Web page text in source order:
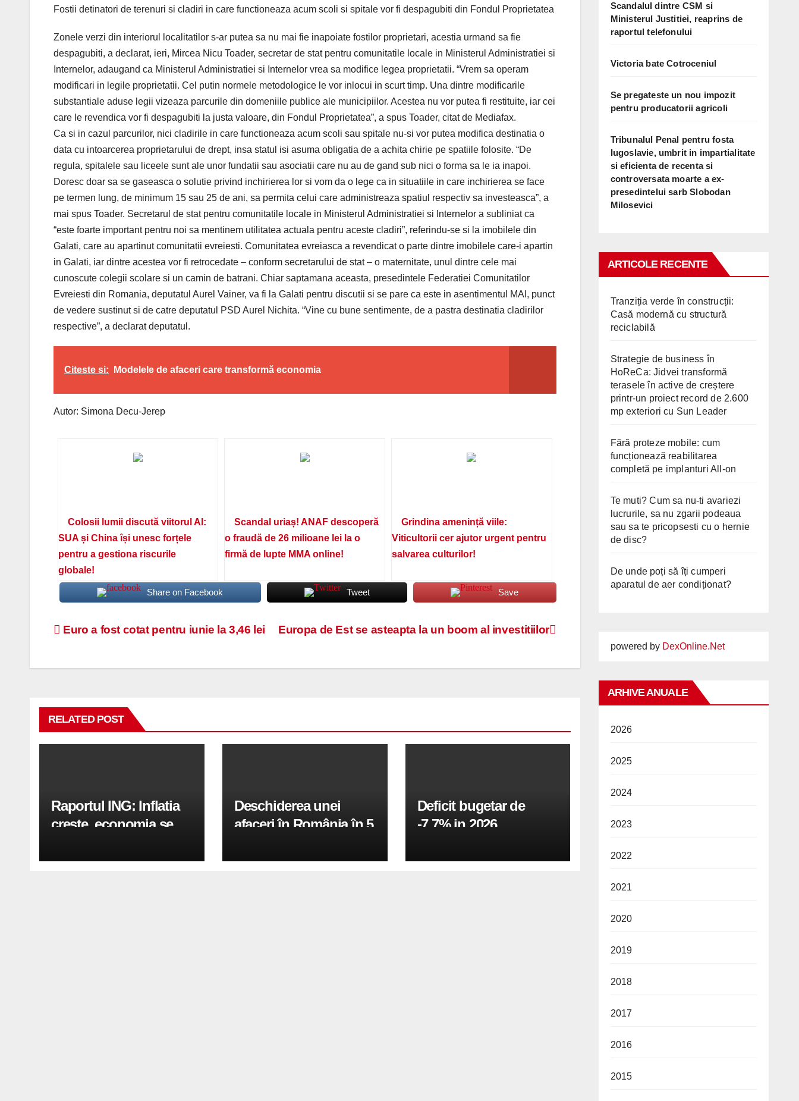
Fostii detinatori de terenuri si cladiri in care functioneaza acum scoli si spitale vor fi despagubiti din Fondul Proprietatea
Zonele verzi din interiorul localitatilor s-ar putea sa nu mai fie inapoiate fostilor proprietari, acestia urmand sa fie
despagubiti, a declarat, ieri, Mircea Nicu Toader, secretar de stat pentru comunitatile locale in Ministerul Administratiei si
Internelor, adaugand ca Ministerul Administratiei si Internelor vrea sa modifice legea proprietatii. “Vrem sa operam
modificari in legile proprietatii. Cel putin normele metodologice le vor inlocui in scurt timp. Una dintre modificarile
substantiale aduse legii vizeaza parcurile din domeniile publice ale municipiilor. Acestea nu vor putea fi restituite, iar cei
care le revendica vor fi despagubiti la justa valoare, din Fondul Proprietatea”, a spus Toader, citat de Mediafax.
Ca si in cazul parcurilor, nici cladirile in care functioneaza acum scoli sau spitale nu-si vor putea modifica destinatia o
data cu intoarcerea proprietarului de drept, insa statul isi asuma obligatia de a achita chirie pe spatiile folosite. “De
regula, spitalele sau liceele sunt ale unor fundatii sau asociatii care nu au de gand sub nici o forma sa le ia inapoi.
Doresc doar sa se gaseasca o solutie privind inchirierea lor si vom da o lege ca in situatiile in care inchirierea se face
pe termen lung, de minimum 15 sau 25 de ani, sa permita celui care administreaza spatiul respectiv sa investeasca”, a
mai spus Toader. Secretarul de stat pentru comunitatile locale in Ministerul Administratiei si Internelor a subliniat ca
“este foarte important pentru noi sa mentinem utilitatea actuala pentru aceste cladiri”, referindu-se si la imobilele din
Galati, care au apartinut comunitatii evreiesti. Comunitatea evreiasca a revendicat o parte dintre imobilele care-i apartin
in Galati, iar dintre acestea vor fi retrocedate – conform secretarului de stat – o maternitate, unul dintre cele mai
cunoscute colegii scolare si un camin de batrani. Chiar saptamana aceasta, presedintele Federatiei Comunitatilor
Evreiesti din Romania, deputatul Aurel Vainer, va fi la Galati pentru discutii si se pare ca este in asentimentul MAI, punct
de vedere sustinut si de catre deputatul PSD Aurel Nichita. “Vine cu bune sentimente, de a pastra destinatia cladirilor
respective”, a declarat deputatul.
Citeste si: Modelele de afaceri care transformă economia
Autor: Simona Decu-Jerep
Colosii lumii discută viitorul AI:
SUA și China își unesc forțele
pentru a gestiona riscurile
globale!
Scandal uriaș! ANAF descoperă
o fraudă de 26 milioane lei la o
firmă de lupte MMA online!
Grindina amenință viile:
Viticultorii cer ajutor urgent pentru
salvarea culturilor!
Share on Facebook Tweet Save
Navigare
Europa de Est se asteapta la un boom al investitiilor
Euro a fost cotat pentru iunie la 3,46 lei
RELATED POST
Raportul ING: Inflatia
creste, economia se
in a doua jumatate a
Deschiderea unei
afaceri în România în 5
Deficit bugetar de
-7,7% in 2026,
fiind de 6%
Scandalul dintre CSM si
Ministerul Justitiei, reaprins de
raportul telefonului
Victoria bate Cotroceniul
Se pregateste un nou impozit
pentru producatorii agricoli
Tribunalul Penal pentru fosta
Iugoslavie, umbrit in impartialitate
si eficienta de recenta si
controversata moarte a ex-
presedintelui sarb Slobodan
Milosevici
ARTICOLE RECENTE
Tranziția verde în construcții:
Casă modernă cu structură
reciclabilă
Strategie de business în
HoReCa: Jidvei transformă
terasele în active de creștere
printr-un proiect record de 2.600
mp exteriori cu Sun Leader
Fără proteze mobile: cum
funcționează reabilitarea
completă pe implanturi All-on
Te muti? Cum sa nu-ti avariezi
lucrurile, sa nu zgarii podeaua
sau sa te pricopsesti cu o hernie
de disc?
De unde poți să îți cumperi
aparatul de aer condiționat?
powered by DexOnline.Net
ARHIVE ANUALE
2026
2025
2024
2023
2022
2021
2020
2019
2018
2017
2016
2015